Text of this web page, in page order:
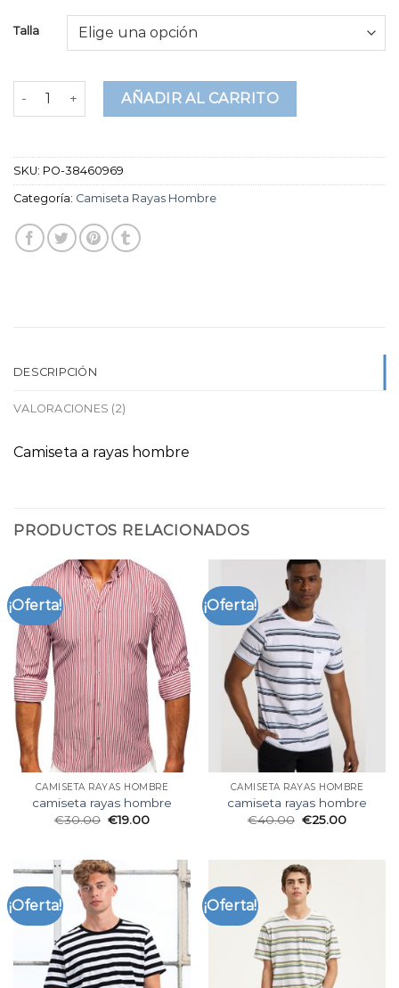
en
puntuaciones
Talla
camiseta rayas hombre cantidad
AÑADIR AL CARRITO
SKU: PO-38460969
Categoría: Camiseta Rayas Hombre
DESCRIPCIÓN
VALORACIONES (2)
Camiseta a rayas hombre
PRODUCTOS RELACIONADOS
¡Oferta!
CAMISETA RAYAS HOMBRE
camiseta rayas hombre
€30.00 €19.00
¡Oferta!
CAMISETA RAYAS HOMBRE
camiseta rayas hombre
€40.00 €25.00
¡Oferta! ¡Oferta!